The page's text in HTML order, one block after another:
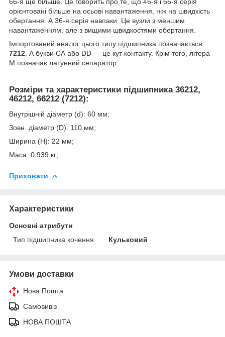
орієнтовані більше на осьові навантаження, ніж на швидкість
обертання. А 36-я серія навпаки Це вузли з меншим
навантаженням, але з вищими швидкостями обертання.
Імпортований аналог цього типу підшипника позначається
7212 . А букви СА або DD — це кут контакту. Крім того, літера
М позначає латунний сепаратор.
Розміри та характеристики підшипника 36212,
46212, 66212 (7212):
Внутрішній діаметр (d): 60 мм;
Зовн. діаметр (D): 110 мм;
Ширина (H): 22 мм;
Маса: 0,939 кг;
Приховати
Характеристики
Основні атрибути
Тип підшипника кочення
Кульковий
Умови доставки
Нова Пошта
Самовивіз
НОВА ПОШТА